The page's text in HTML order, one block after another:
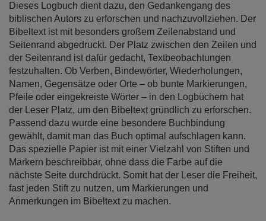
Dieses Logbuch dient dazu, den Gedankengang des
biblischen Autors zu erforschen und nachzuvollziehen. Der
Bibeltext ist mit besonders großem Zeilenabstand und
Seitenrand abgedruckt. Der Platz zwischen den Zeilen und
der Seitenrand ist dafür gedacht, Textbeobachtungen
festzuhalten. Ob Verben, Bindewörter, Wiederholungen,
Namen, Gegensätze oder Orte – ob bunte Markierungen,
Pfeile oder eingekreiste Wörter – in den Logbüchern hat
der Leser Platz, um den Bibeltext gründlich zu erforschen.
Passend dazu wurde eine besondere Buchbindung
gewählt, damit man das Buch optimal aufschlagen kann.
Das spezielle Papier ist mit einer Vielzahl von Stiften und
Markern beschreibbar, ohne dass die Farbe auf die
nächste Seite durchdrückt. Somit hat der Leser die Freiheit,
fast jeden Stift zu nutzen, um Markierungen und
Anmerkungen im Bibeltext zu machen.